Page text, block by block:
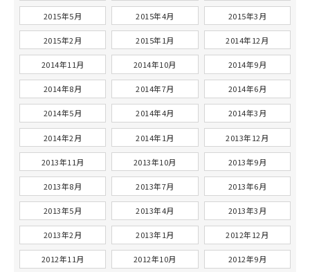
2015年5月 2015年4月 2015年3月
2015年2月 2015年1月 2014年12月
2014年11月 2014年10月 2014年9月
2014年8月 2014年7月 2014年6月
2014年5月 2014年4月 2014年3月
2014年2月 2014年1月 2013年12月
2013年11月 2013年10月 2013年9月
2013年8月 2013年7月 2013年6月
2013年5月 2013年4月 2013年3月
2013年2月 2013年1月 2012年12月
2012年11月 2012年10月 2012年9月